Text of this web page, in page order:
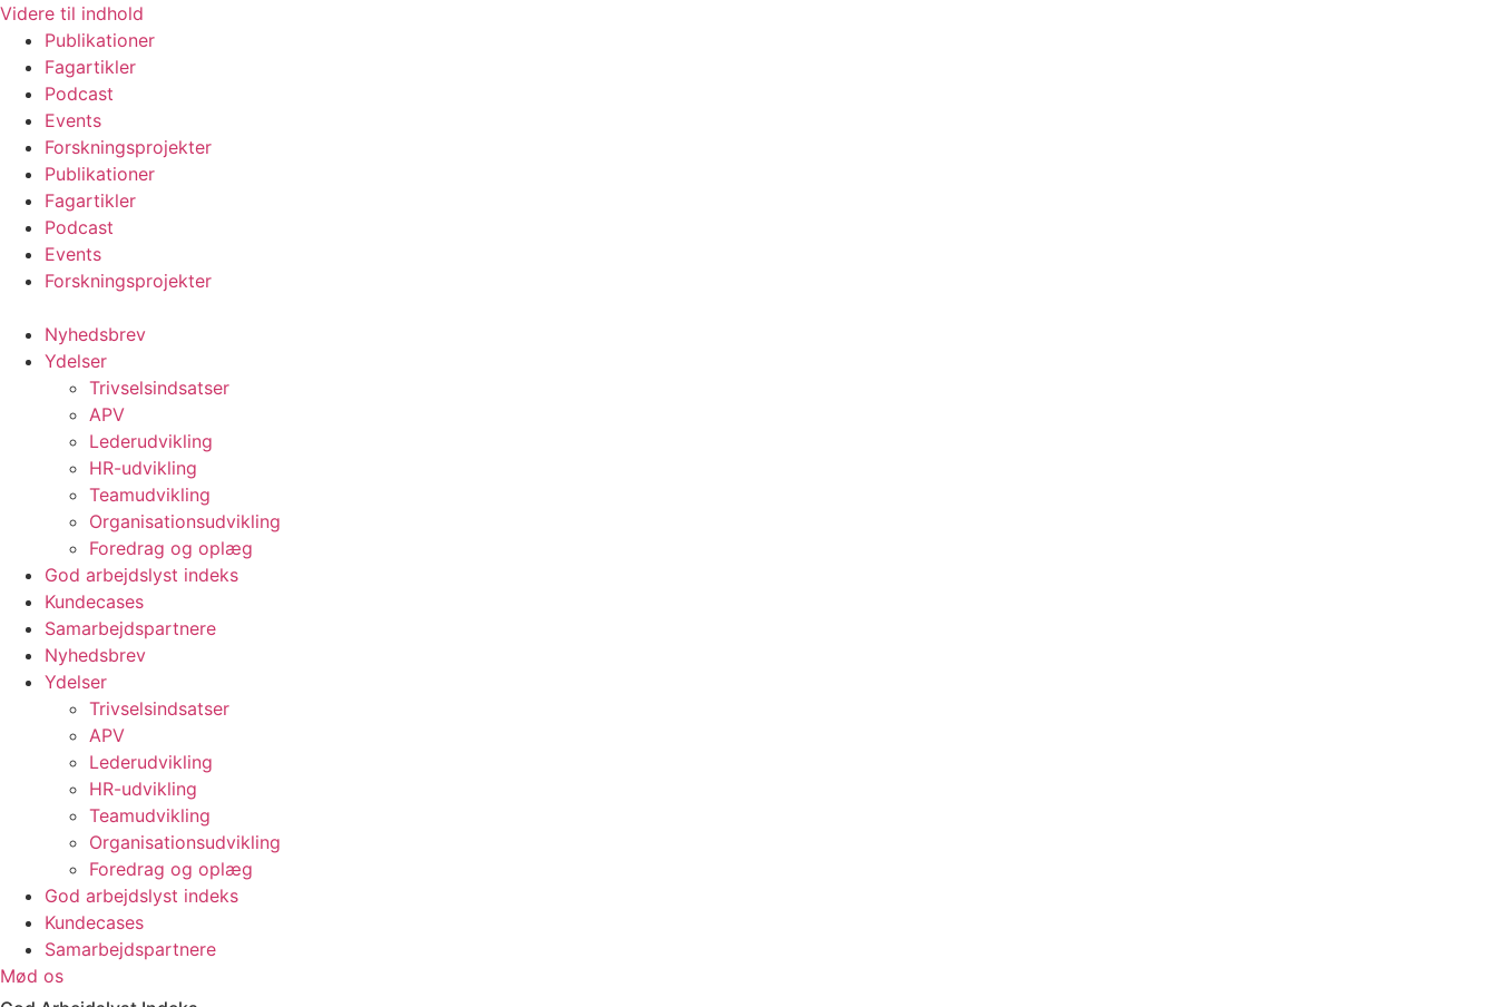
Videre til indhold
Publikationer
Fagartikler
Podcast
Events
Forskningsprojekter
Publikationer
Fagartikler
Podcast
Events
Forskningsprojekter
Nyhedsbrev
Ydelser
Trivselsindsatser
APV
Lederudvikling
HR-udvikling
Teamudvikling
Organisationsudvikling
Foredrag og oplæg
God arbejdslyst indeks
Kundecases
Samarbejdspartnere
Nyhedsbrev
Ydelser
Trivselsindsatser
APV
Lederudvikling
HR-udvikling
Teamudvikling
Organisationsudvikling
Foredrag og oplæg
God arbejdslyst indeks
Kundecases
Samarbejdspartnere
Mød os